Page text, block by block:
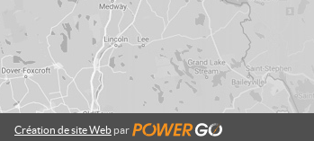
Création de site Web par